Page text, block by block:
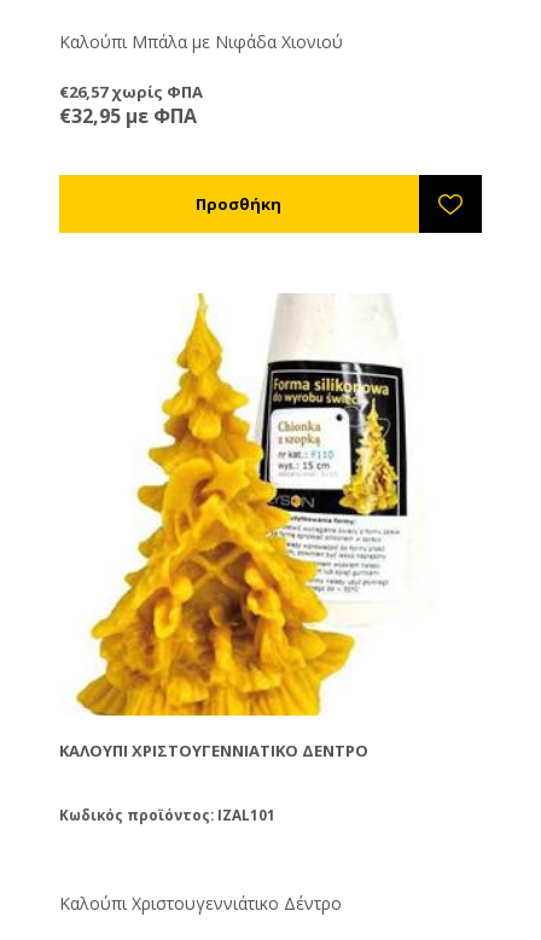
Καλούπι Μπάλα με Νιφάδα Χιονιού
€26,57 χωρίς ΦΠΑ
€32,95 με ΦΠΑ
ΚΑΛΟΎΠΙ ΧΡΙΣΤΟΥΓΕΝΝΙΆΤΙΚΟ ΔΈΝΤΡΟ
Κωδικός προϊόντος: IZAL101
Καλούπι Χριστουγεννιάτικο Δέντρο